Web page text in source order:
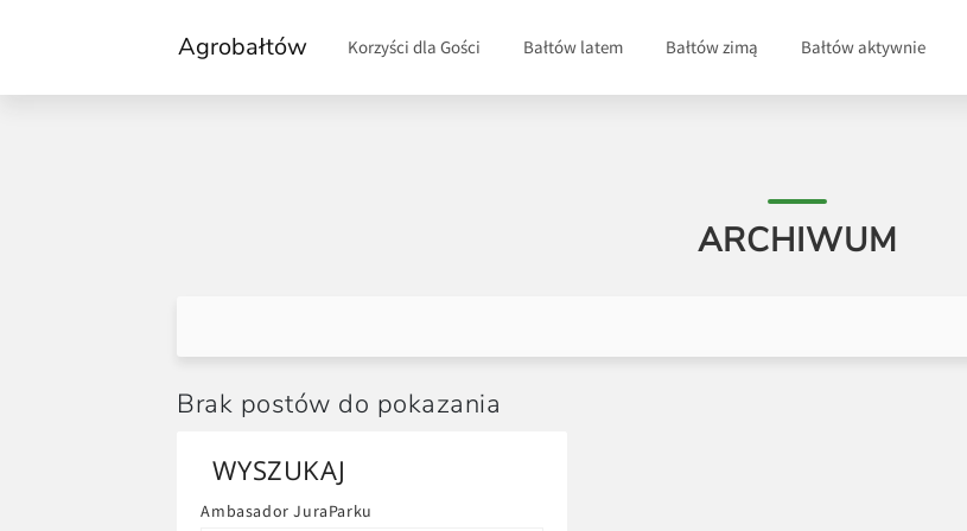
Agrobałtów Korzyści dla Gości Bałtów latem Bałtów zimą Bałtów aktywnie
ARCHIWUM
Brak postów do pokazania
WYSZUKAJ
Ambasador JuraParku